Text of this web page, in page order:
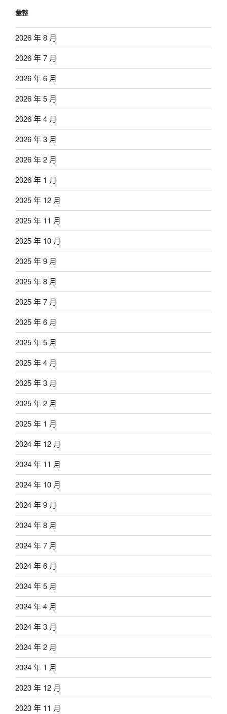
彙整
2026 年 8 月
2026 年 7 月
2026 年 6 月
2026 年 5 月
2026 年 4 月
2026 年 3 月
2026 年 2 月
2026 年 1 月
2025 年 12 月
2025 年 11 月
2025 年 10 月
2025 年 9 月
2025 年 8 月
2025 年 7 月
2025 年 6 月
2025 年 5 月
2025 年 4 月
2025 年 3 月
2025 年 2 月
2025 年 1 月
2024 年 12 月
2024 年 11 月
2024 年 10 月
2024 年 9 月
2024 年 8 月
2024 年 7 月
2024 年 6 月
2024 年 5 月
2024 年 4 月
2024 年 3 月
2024 年 2 月
2024 年 1 月
2023 年 12 月
2023 年 11 月